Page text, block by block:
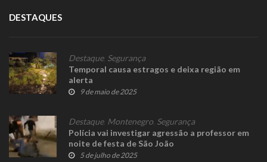
DESTAQUES
Destaque, Segurança
Temporal causa estragos e deixa região em
alerta
9 de maio de 2025
Destaque, Montenegro Segurança
Polícia vai investigar agressão a professor em
noite de festa de São João
5 de julho de 2025